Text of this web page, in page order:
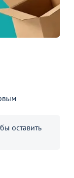
оставить